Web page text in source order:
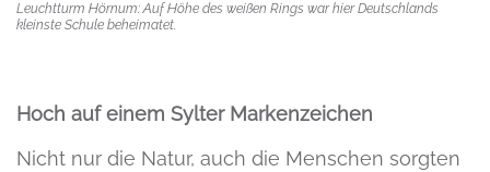
Leuchtturm Hörnum: Auf Höhe des weißen Rings war hier Deutschlands
kleinste Schule beheimatet.
Hoch auf einem Sylter Markenzeichen
Nicht nur die Natur, auch die Menschen sorgten